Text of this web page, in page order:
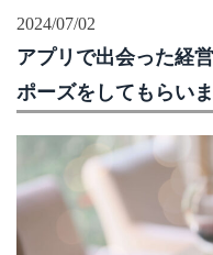
2024/07/02
アプリで出会った経
ポーズをしてもらいま